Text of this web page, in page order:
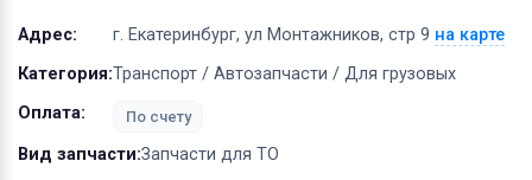
Адрес: г. Екатеринбург, ул Монтажников, стр 9 на карте
Категория:Транспорт / Автозапчасти / Для грузовых
Оплата:
По счету
Вид запчасти:Запчасти для ТО